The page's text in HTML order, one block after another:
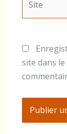
site dans